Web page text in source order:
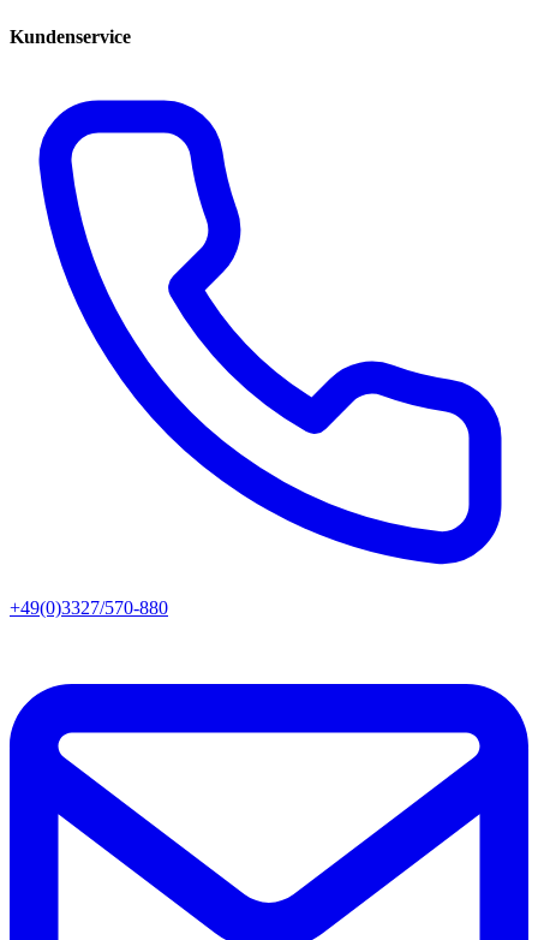
Kundenservice
+49(0)3327/570-880